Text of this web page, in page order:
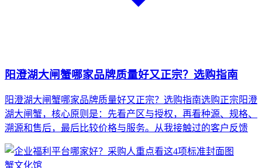
阳澄湖大闸蟹哪家品牌质量好又正宗？选购指南
阳澄湖大闸蟹哪家品牌质量好又正宗？选购指南选购正宗阳澄
湖大闸蟹，核心原则是：先看产区与授权，再看种源、规格、
溯源和售后，最后比较价格与服务。从我接触过的客户反馈
蟹文化馆